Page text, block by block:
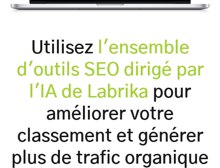
Utilisez
l'ensemble
d'outils SEO dirigé par
l'IA de Labrika pour
améliorer votre
classement et générer
plus de trafic organique